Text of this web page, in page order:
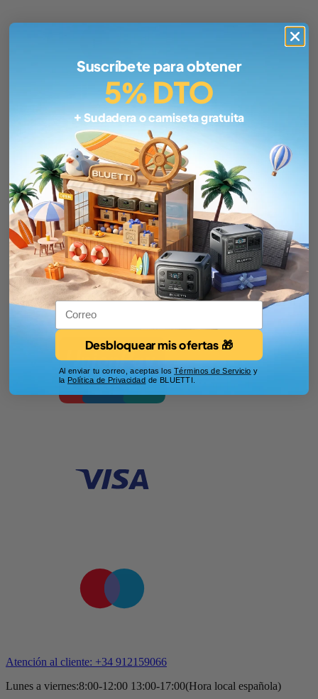
Atención al cliente: +34 912159066
Lunes a viernes:8:00-12:00 13:00-17:00(Hora local española)
Suscríbete para obtener
5% DTO
+ Sudadera o camiseta gratuita
Email
Desbloquear mis ofertas 🎁
Al enviar tu correo, aceptas losTérminos de Servicio y
la Política de Privacidad de BLUETTI.